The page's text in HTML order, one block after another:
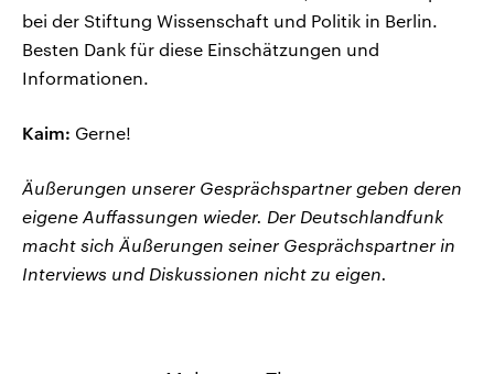
bei der Stiftung Wissenschaft und Politik in Berlin.
Besten Dank für diese Einschätzungen und
Informationen.
Kaim: Gerne!
Äußerungen unserer Gesprächspartner geben deren
eigene Auffassungen wieder. Der Deutschlandfunk
macht sich Äußerungen seiner Gesprächspartner in
Interviews und Diskussionen nicht zu eigen.